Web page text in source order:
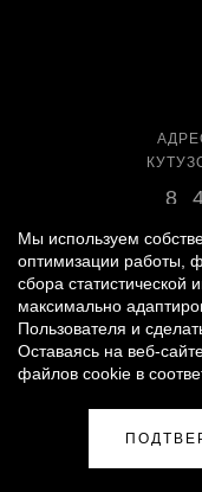
8
©
Мы используем
оптимизации работы,
сбора статистической
максимально
Пользователя и
Оставаясь на веб-
файлов cookie в